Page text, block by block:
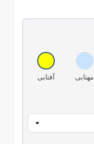
آفتابی مهتابی